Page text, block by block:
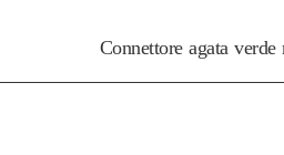
Connettore agata